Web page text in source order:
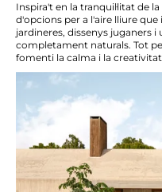
Inspira't en la tranquil·litat de
d'opcions per a l'aire lliure
jardineres, dissenys juganers
completament naturals. Tot
fomenti la calma i la